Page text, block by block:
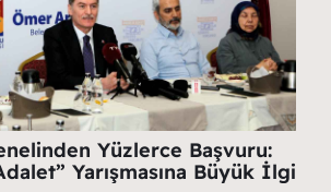
Yüzlerce Başvuru:
Yarışmasına Büyük İlgi